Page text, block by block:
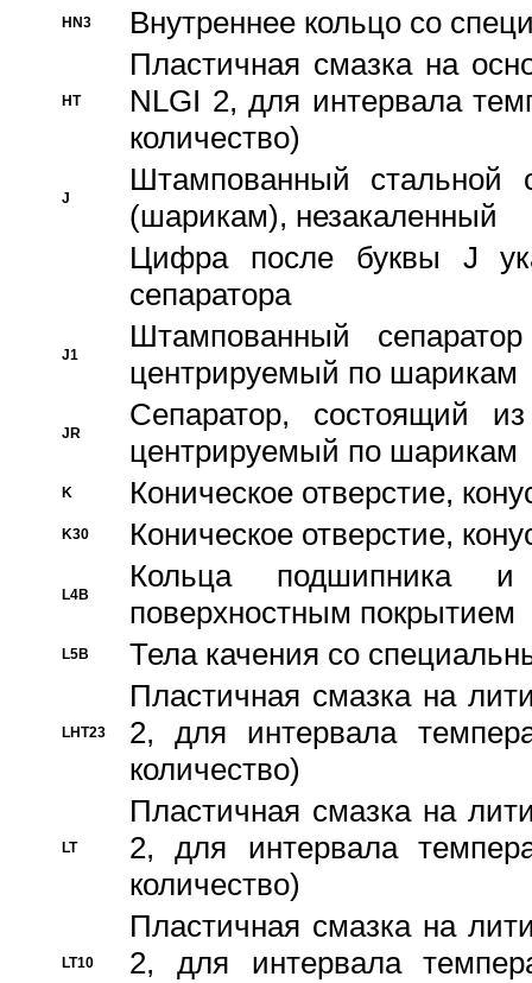
HN3 Внутреннее кольцо со
HT
Пластичная смазка на
NLGI 2, для интервала
количество)
J
Штампованный стальной
(шарикам), незакаленный
Цифра после буквы J
сепаратора
J1
Штампованный
центрируемый по шарикам
JR
Сепаратор, состоящий
центрируемый по шарикам
K Коническое отверстие,
K30 Коническое отверстие,
L4B
Кольца подшипника
поверхностным покрытием
L5B Тела качения со
LHT23
Пластичная смазка на
2, для интервала
количество)
LT
Пластичная смазка на
2, для интервала
количество)
LT10
Пластичная смазка на
2, для интервала